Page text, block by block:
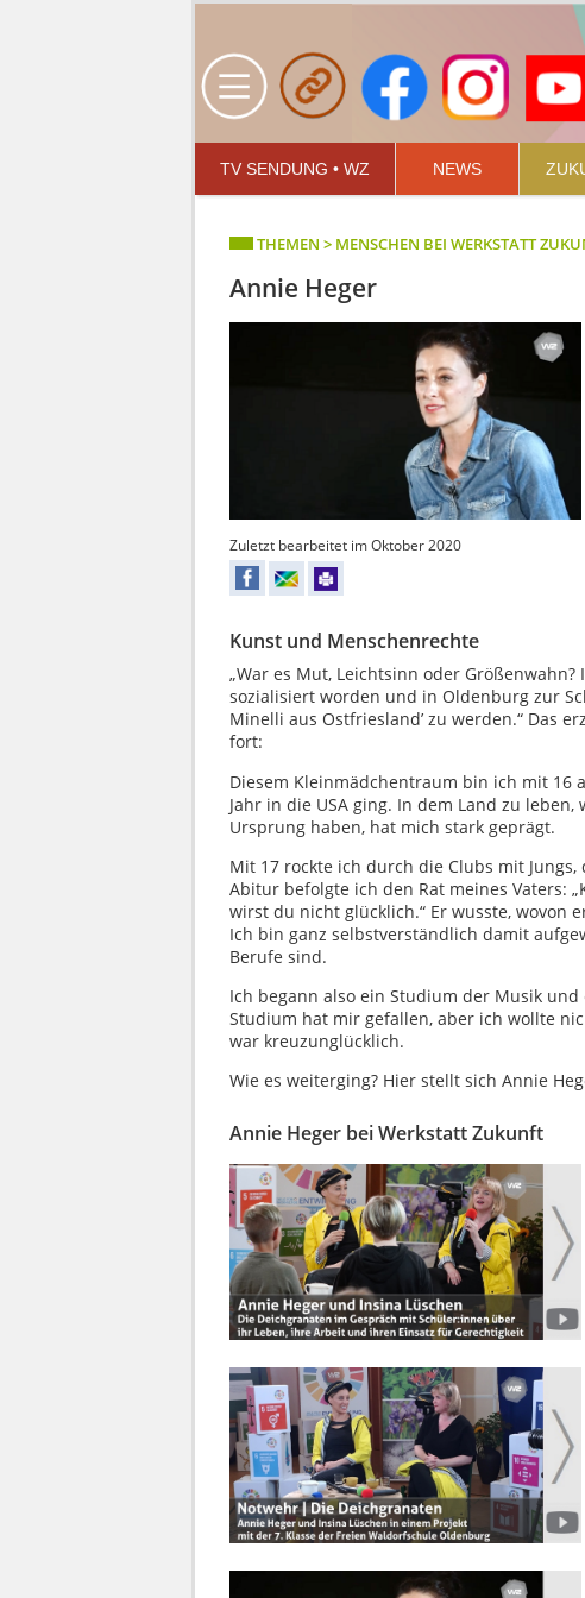
TV SENDUNG • WZ NEWS
THEMEN > MENSCHEN BEI WERKSTATT
Annie Heger
Zuletzt bearbeitet im Oktober 2020
Kunst und Menschenrechte
„War es Mut, Leichtsinn oder
sozialisiert worden und in Oldenburg zur
Minelli aus Ostfriesland’ zu werden.“ Das
fort:
Diesem Kleinmädchentraum bin ich mit 16
Jahr in die USA ging. In dem Land zu
Ursprung haben, hat mich stark geprägt.
Mit 17 rockte ich durch die Clubs mit
Abitur befolgte ich den Rat meines Vaters:
wirst du nicht glücklich.“ Er wusste, wovon
Ich bin ganz selbstverständlich damit
Berufe sind.
Ich begann also ein Studium der Musik
Studium hat mir gefallen, aber ich wollte
war kreuzunglücklich.
Wie es weiterging? Hier stellt sich Annie
Annie Heger bei Werkstatt Zukunft